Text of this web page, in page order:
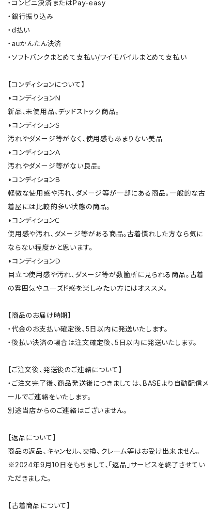
・コンビニ決済またはPay-easy
・銀行振り込み
・d払い
・auかんたん決済
・ソフトバンクまとめて支払い/ワイモバイルまとめて支払い
【コンディションについて】
•コンディションＮ
新品、未使用品、デッドストック商品。
•コンディションＳ
汚れやダメージ等がなく、使用感もあまりない美品
•コンディションＡ
汚れやダメージ等がない良品。
•コンディションＢ
軽微な使用感や汚れ、ダメージ等が一部にある商品。一般的な古
着屋には比較的多い状態の商品。
•コンディションＣ
使用感や汚れ、ダメージ等がある商品。古着慣れした方なら気に
ならない程度かと思います。
•コンディションＤ
目立つ使用感や汚れ、ダメージ等が数箇所に見られる商品。古着
の雰囲気やユーズド感を楽しみたい方にはオススメ。
【商品のお届け時期】
・代金のお支払い確定後、5日以内に発送いたします。
・後払い決済の場合は注文確定後、5日以内に発送いたします。
【ご注文後、発送後のご連絡について】
・ご注文完了後、商品発送後につきましては、BASEより自動配信メ
ールでご連絡をいたします。
別途当店からのご連絡はございません。
【返品について】
商品の返品、キャンセル、交換、クレーム等はお受け出来ません。
※2024年9月10日をもちまして、「返品」サービスを終了させてい
ただきました。
【古着商品について】